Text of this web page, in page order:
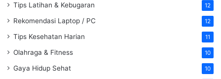
Tips Latihan & Kebugaran 12
Rekomendasi Laptop / PC 12
Tips Kesehatan Harian 11
Olahraga & Fitness 10
Gaya Hidup Sehat 10